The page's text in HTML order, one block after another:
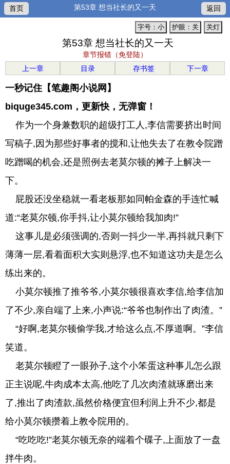
首页 第53章 想当社长的又一天 返回
关灯
护眼：关
字号：小
第53章 想当社长的又一天
章节报错（免登陆）
上一章
目录 存书签 下一章
一秒记住【笔趣阁小说网】
biquge345.com，更新快，无弹窗！
作为一个身兼数职的超级打工人,李信需要挤出时间
写稿子,因为那些好事者的搅和,让他失去了在教令院蹭
吃蹭喝的机会,还是照例去老莫尔顿的摊子上解决一
下。
屁股还没坐稳就一看老板那如同帕金森的手连忙喊
道:“老莫尔顿,你手抖,让小莫尔顿给我加肉!”
这事儿是必须强调的,否则一抖少一半,再抖就只剩下
薄薄一层,看着面积大实则悬浮,也不知道这功夫是怎么
练出来的。
小莫尔顿推了推爷爷,小莫尔顿很喜欢李信,给李信加
了不少,亲自端了上来,小声说:“爷爷也制作出了肉渣。”
“好啊,老莫尔顿偷学我,才给这么点,不厚道啊。”李信
笑道。
老莫尔顿瞪了一眼孙子,这个小笨蛋这种事儿怎么跟
正主说呢,牛肉成本太高,他吃了几次肉渣就琢磨出来
了,推出了肉渣款,虽然价格便宜但利润上升不少,都是
给小莫尔顿攒着上教令院用的。
“吃吃吃!”老莫尔顿无奈的端着个碟子,上面放了一盘
拌牛肉。